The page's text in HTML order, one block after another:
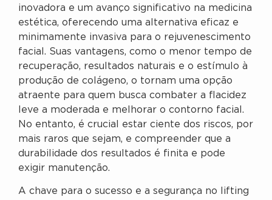
inovadora e um avanço significativo na medicina
estética, oferecendo uma alternativa eficaz e
minimamente invasiva para o rejuvenescimento
facial. Suas vantagens, como o menor tempo de
recuperação, resultados naturais e o estímulo à
produção de colágeno, o tornam uma opção
atraente para quem busca combater a flacidez
leve a moderada e melhorar o contorno facial.
No entanto, é crucial estar ciente dos riscos, por
mais raros que sejam, e compreender que a
durabilidade dos resultados é finita e pode
exigir manutenção.
A chave para o sucesso e a segurança no lifting